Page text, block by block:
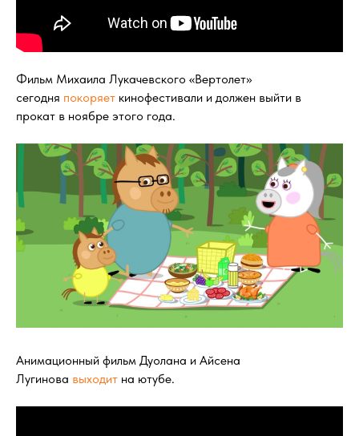
Фильм Михаила Лукачевского «Вертолет»
сегодня покоряет кинофестивали и должен выйти в
прокат в ноябре этого года.
Анимационный фильм Дуолана и Айсена
Лугинова выходит на ютубе.